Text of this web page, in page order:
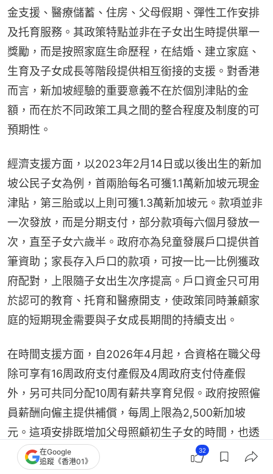
金支援、醫療儲蓄、住房、父母假期、彈性工作安排
及托育服務。其政策特點並非在子女出生時提供單一
獎勵，而是按照家庭生命歷程，在結婚、建立家庭、
生育及子女成長等階段提供相互銜接的支援。對香港
而言，新加坡經驗的重要意義不在於個別津貼的金
額，而在於不同政策工具之間的整合程度及制度的可
預期性。
經濟支援方面，以2023年2月14日或以後出生的新加
坡公民子女為例，首兩胎每名可獲1.1萬新加坡元現金
津貼，第三胎或以上則可獲1.3萬新加坡元。款項並非
一次發放，而是分期支付，部分款項每六個月發放一
次，直至子女六歲半。政府亦為兒童發展戶口提供首
筆資助；家長存入戶口的款項，可按一比一比例獲政
府配對，上限隨子女出生次序提高。戶口資金只可用
於認可的教育、托育和醫療開支，使政策同時兼顧家
庭的短期現金需要與子女成長期間的持續支出。
在時間支援方面，自2026年4月起，合資格在職父母
除可享有16周政府支付產假及4周政府支付侍產假
外，另可共同分配10周有薪共享育兒假。政府按照僱
員薪酬向僱主提供補償，每周上限為2,500新加坡
元。這項安排既增加父母照顧初生子女的時間，也透
過公共財政分擔僱主的假期成本。
在Google
追蹤《香港01》
32